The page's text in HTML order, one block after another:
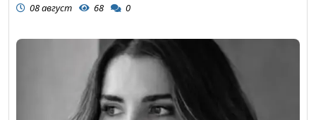
08 август 68 0